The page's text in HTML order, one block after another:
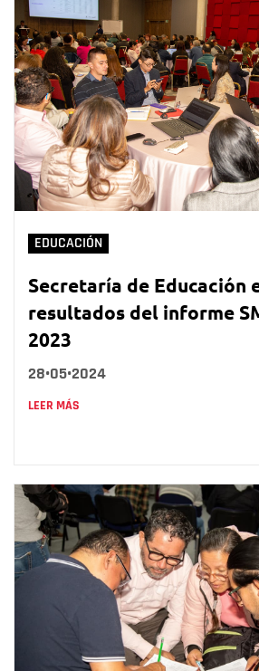
EDUCACIÓN
Secretaría de Educación
resultados del informe
2023
28•05•2024
LEER MÁS